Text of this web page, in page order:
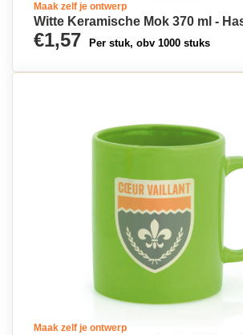
Maak zelf je ontwerp
Witte Keramische Mok 370 ml -
€1,57 Per stuk, obv 1000 stuks
Maak zelf je ontwerp